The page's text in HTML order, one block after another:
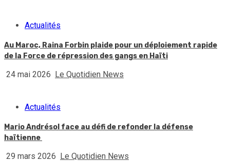
Actualités
Au Maroc, Raina Forbin plaide pour un déploiement rapide
de la Force de répression des gangs en Haïti
24 mai 2026 Le Quotidien News
Actualités
Mario Andrésol face au défi de refonder la défense
haïtienne
29 mars 2026 Le Quotidien News